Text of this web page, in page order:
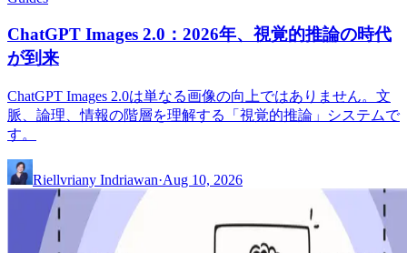
ChatGPT Images 2.0：2026年、視覚的推論の時代
が到来
ChatGPT Images 2.0は単なる画像の向上ではありません。文
脈、論理、情報の階層を理解する「視覚的推論」システムで
す。
Riellvriany Indriawan·Aug 10, 2026